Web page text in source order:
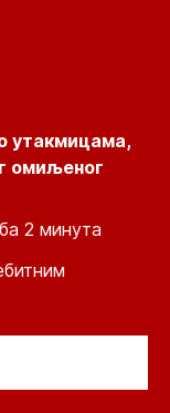
утакмицама,
омиљеног
2 минута